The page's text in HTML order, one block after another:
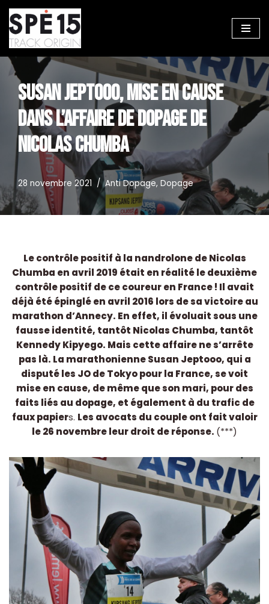
Aller
au
contenu
SUSAN JEPTOOO, MISE EN CAUSE
DANS L’AFFAIRE DE DOPAGE DE
NICOLAS CHUMBA
28 novembre 2021 Anti Dopage, Dopage
Le contrôle positif à la nandrolone de Nicolas
Chumba en avril 2019 était en réalité le deuxième
contrôle positif de ce coureur en France ! Il avait
déjà été épinglé en avril 2016 lors de sa victoire au
marathon d’Annecy. En effet, il évoluait sous une
fausse identité, tantôt Nicolas Chumba, tantôt
Kennedy Kipyego. Mais cette affaire ne s’arrête
pas là. La marathonienne Susan Jeptooo, qui a
disputé les JO de Tokyo pour la France, se voit
mise en cause, de même que son mari, pour des
faits liés au dopage, et également à du trafic de
faux papiers. Les avocats du couple ont fait valoir
le 26 novembre leur droit de réponse. (***)